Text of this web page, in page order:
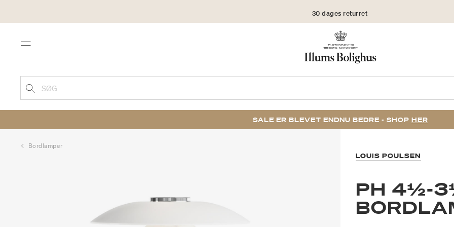
30 dages returret
Menu
SØG
SALE ER BLEVET ENDNU BEDRE - SHOP HER
Bordlamper
LOUIS POULSEN
PH 4½-